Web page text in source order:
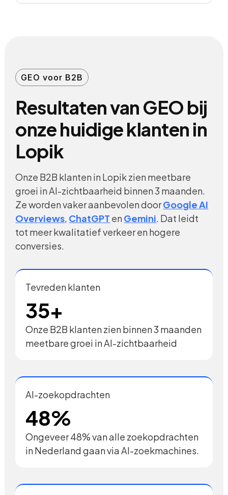
GEO voor B2B
Resultaten van GEO bij
onze huidige klanten in
Lopik
Onze B2B klanten in Lopik zien meetbare
groei in AI-zichtbaarheid binnen 3 maanden.
Ze worden vaker aanbevolen doorGoogle AI
Overviews, ChatGPT en Gemini. Dat leidt
tot meer kwalitatief verkeer en hogere
conversies.
Tevreden klanten
35+
Onze B2B klanten zien binnen 3 maanden
meetbare groei in AI-zichtbaarheid
AI-zoekopdrachten
48%
Ongeveer 48% van alle zoekopdrachten
in Nederland gaan via AI-zoekmachines.